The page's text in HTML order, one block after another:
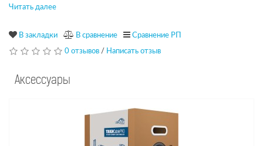
Читать далее
В закладки В сравнение Сравнение РП
0 отзывов / Написать отзыв
Аксессуары